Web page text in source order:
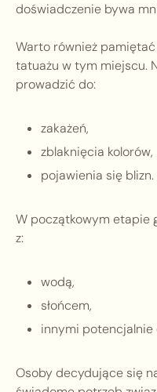
doświadczenie bywa
Warto również
tatuażu w tym miejscu.
prowadzić do:
zakażeń,
zblaknięcia kolorów,
pojawienia się blizn.
W początkowym etapie
z:
wodą,
słońcem,
innymi
Osoby decydujące się